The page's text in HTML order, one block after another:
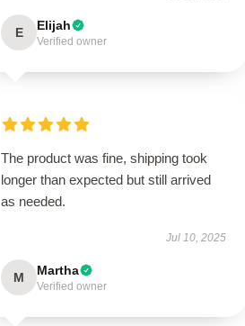
E Elijah
Verified owner
The product was fine, shipping took
longer than expected but still arrived
as needed.
Jul 10, 2025
M Martha
Verified owner